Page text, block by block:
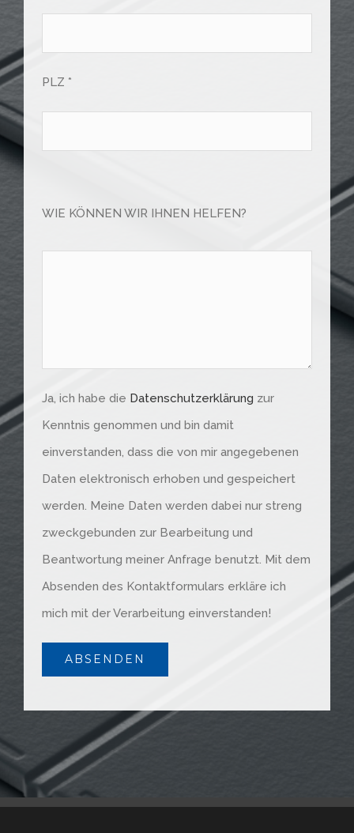
PLZ *
lasse
WIE KÖNNEN WIR IHNEN HELFEN?
Ja, ich habe die Datenschutzerklärung zur
Kenntnis genommen und bin damit
einverstanden, dass die von mir angegebenen
Daten elektronisch erhoben und gespeichert
werden. Meine Daten werden dabei nur streng
zweckgebunden zur Bearbeitung und
Beantwortung meiner Anfrage benutzt. Mit dem
Absenden des Kontaktformulars erkläre ich
mich mit der Verarbeitung einverstanden!